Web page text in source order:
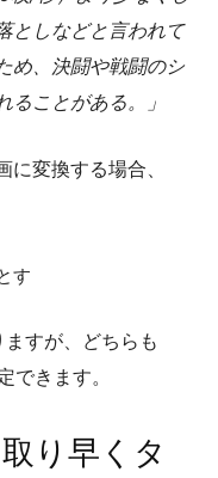
としなどと言われて
め、決闘や戦闘のシ
ことがある。
変換する場合、
す
すが、どちらも
きます。
り早くタ